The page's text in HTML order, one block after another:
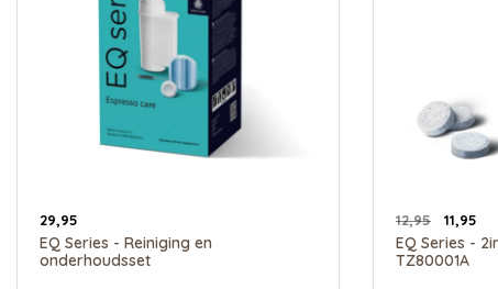
29,95
EQ Series - Reiniging en
onderhoudsset
12,95 11,95
EQ Series -
TZ80001A